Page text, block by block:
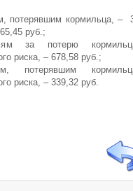
потерявшим кормильца, –
руб.;
за потерю
риска, – 678,58 руб.;
потерявшим
риска, – 339,32 руб.